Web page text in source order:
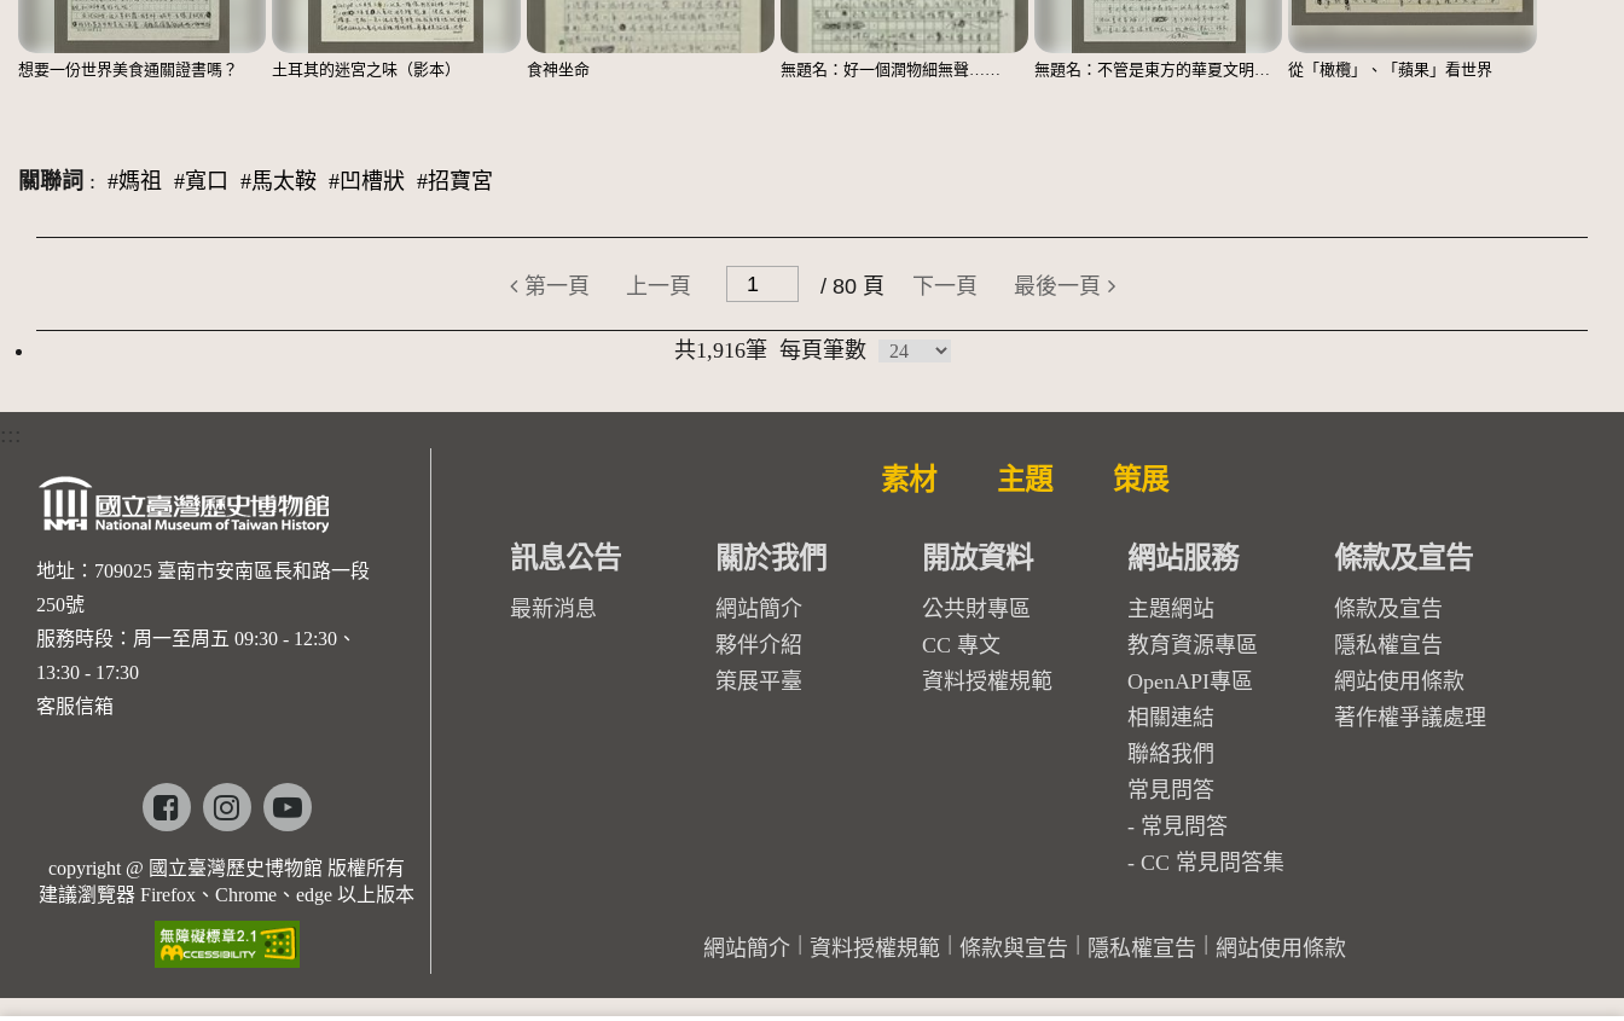
想要一份世界美食通關證書嗎？ 土耳其的迷宮之味（影本） 食神坐命 無題名：好一個潤物細無聲…… 無題名：不管是東方的華夏文明…… 從「橄欖」、「蘋果」看世界
關聯詞 : #媽祖 #寬口 #馬太鞍 #凹槽狀 #招寶宮
第一頁 上一頁 / 80 頁 下一頁 最後一頁
共1,916筆 每頁筆數
:::
地址：709025 臺南市安南區長和路一段
250號
服務時段：周一至周五 09:30 - 12:30、
13:30 - 17:30
客服信箱
Facebookinstagramyoutube
copyright @ 國立臺灣歷史博物館 版權所有
建議瀏覽器 Firefox、Chrome、edge 以上版本
素材 主題 策展
訊息公告
最新消息
關於我們
網站簡介
夥伴介紹
策展平臺
開放資料
公共財專區
CC 專文
資料授權規範
網站服務
主題網站
教育資源專區
OpenAPI專區
相關連結
聯絡我們
常見問答
常見問答
CC 常見問答集
條款及宣告
條款及宣告
隱私權宣告
網站使用條款
著作權爭議處理
網站簡介 資料授權規範 條款與宣告 隱私權宣告 網站使用條款